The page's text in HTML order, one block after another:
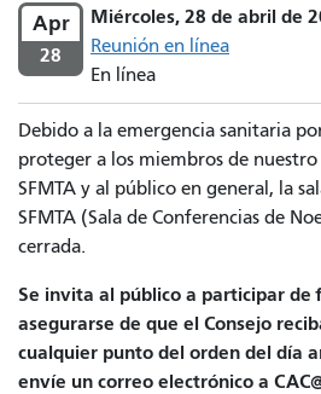
Apr
28
Miércoles, 28 de abril de
Reunión en línea
En línea
Debido a la emergencia sanitaria
proteger a los miembros de nuestro
SFMTA y al público en general, la
SFMTA (Sala de Conferencias de
cerrada.
Se invita al público a participar de
asegurarse de que el Consejo
cualquier punto del orden del día
envíe un correo electrónico a